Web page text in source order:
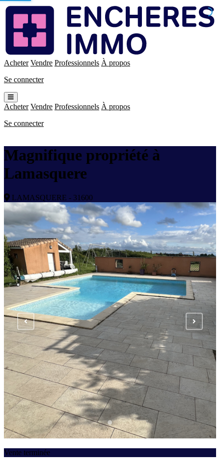
Enchères
Immo
Acheter Vendre Professionnels À propos
Se connecter
Ouvrir
le
menu
Acheter Vendre Professionnels À propos
Se connecter
Magnifique propriété à
Lamasquere
LAMASQUERE - 31600
Vente terminée